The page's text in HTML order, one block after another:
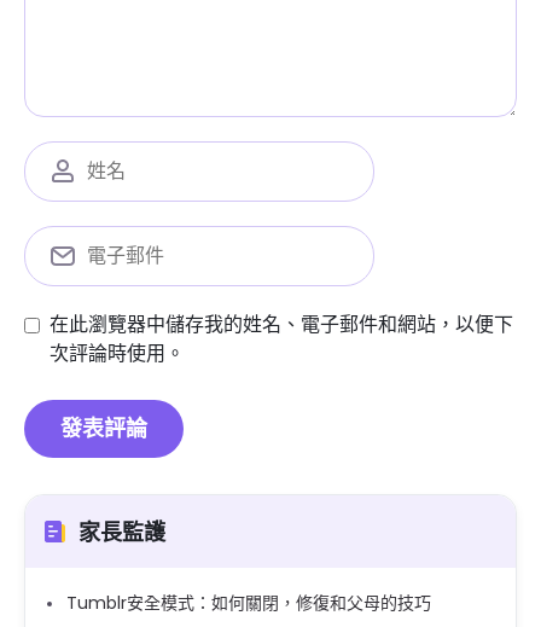
在此瀏覽器中儲存我的姓名、電子郵件和網站，以便下
次評論時使用。
家長監護
Tumblr安全模式：如何關閉，修復和父母的技巧